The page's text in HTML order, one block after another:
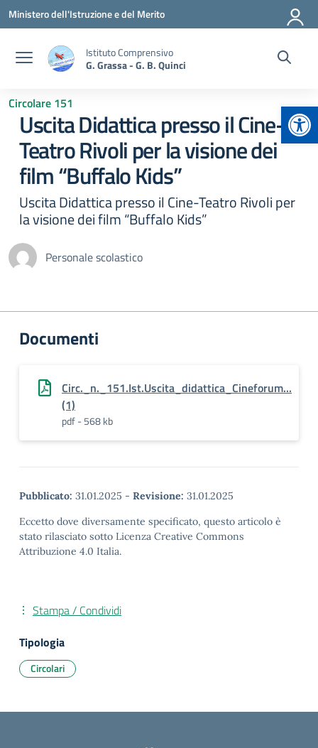
Vai ai contenuti
Vai al menu di navigazione
Vai al footer
Ministero dell'Istruzione e del Merito
Istituto Comprensivo
G. Grassa - G. B. Quinci
Circolare 151
Uscita Didattica presso il Cine-
Teatro Rivoli per la visione dei
film “Buffalo Kids”
Uscita Didattica presso il Cine-Teatro Rivoli per
la visione dei film “Buffalo Kids”
Personale scolastico
Documenti
Circ._n._151.Ist.Uscita_didattica_Cineforum...
(1)
pdf - 568 kb
Pubblicato: 31.01.2025 - Revisione: 31.01.2025
Eccetto dove diversamente specificato, questo articolo è
stato rilasciato sotto Licenza Creative Commons
Attribuzione 4.0 Italia.
Stampa / Condividi
Tipologia
Circolari